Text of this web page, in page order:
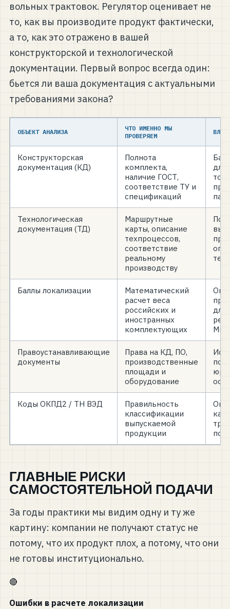
вольных трактовок. Регулятор оценивает не
то, как вы производите продукт фактически,
а то, как это отражено в вашей
конструкторской и технологической
документации. Первый вопрос всегда один:
бьется ли ваша документация с актуальными
требованиями закона?
ОБЪЕКТ АНАЛИЗА
ЧТО ИМЕННО МЫ
ПРОВЕРЯЕМ
Конструкторская
документация (КД)
Полнота
комплекта,
наличие ГОСТ,
соответствие ТУ и
спецификаций
для
Технологическая
документация (ТД)
Маршрутные
карты, описание
техпроцессов,
соответствие
реальному
производству
Баллы локализации
Математический
расчет веса
российских и
иностранных
комплектующих
для
Правоустанавливающие
документы
Права на КД, ПО,
производственные
площади и
оборудование
по
Коды ОКПД2 / ТН ВЭД
Правильность
классификации
выпускаемой
продукции
ГЛАВНЫЕ РИСКИ
САМОСТОЯТЕЛЬНОЙ ПОДАЧИ
За годы практики мы видим одну и ту же
картину: компании не получают статус не
потому, что их продукт плох, а потому, что они
не готовы институционально.
🔴
Ошибки в расчете локализации